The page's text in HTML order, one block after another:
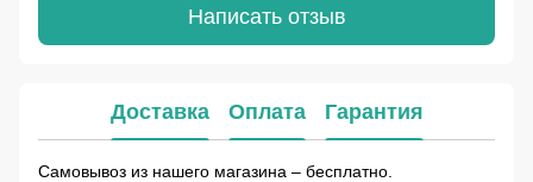
Написать отзыв
Доставка Оплата Гарантия
Самовывоз из нашего магазина – бесплатно.